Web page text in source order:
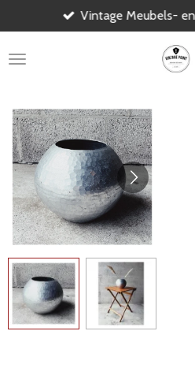
direct
naar
Vintage Meubels-